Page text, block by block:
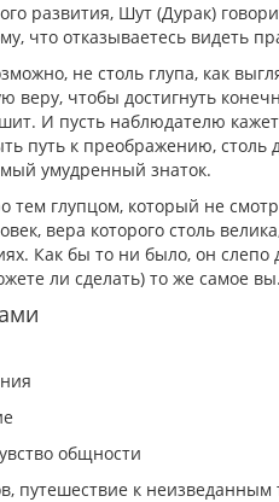
развития, Шут (Дурак)
что отказываетесь видеть
не столь глупа, как
веру, чтобы достигнуть
И пусть наблюдателю
путь к преображению,
умудренный знаток.
глупцом, который не
вера которого столь
Как бы то ни было, он слепо
ли сделать) то же самое вы.
общности
путешествие к неизведанным